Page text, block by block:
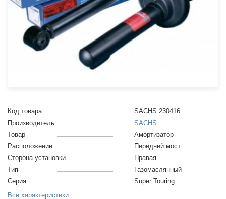
Код товара:
SACHS 230416
Производитель:
SACHS
Товар
Амортизатор
Расположение
Передний мост
Сторона установки
Правая
Тип
Газомаслянный
Серия
Super Touring
Все характеристики